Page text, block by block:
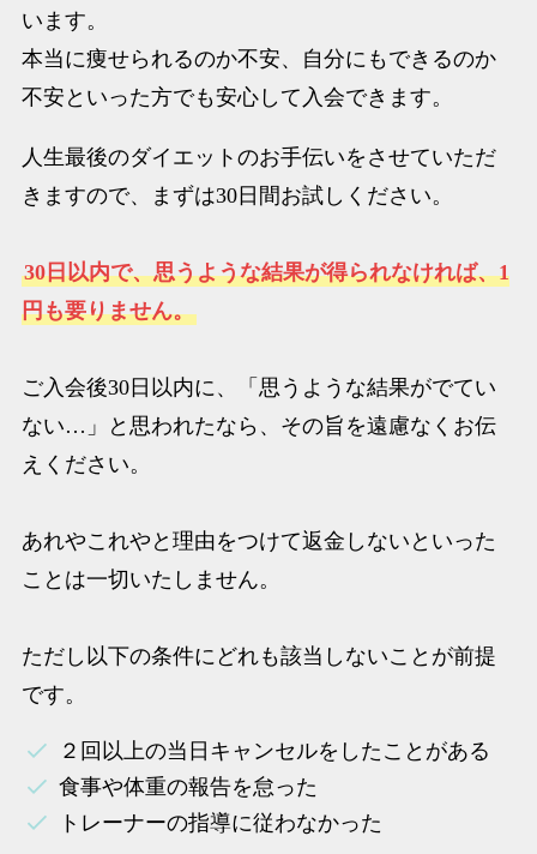
います。
本当に痩せられるのか不安、自分にもできるのか
不安といった方でも安心して入会できます。
人生最後のダイエットのお手伝いをさせていただ
きますので、まずは30日間お試しください。
30日以内で、思うような結果が得られなければ、1
円も要りません。
ご入会後30日以内に、「思うような結果がでてい
ない…」と思われたなら、その旨を遠慮なくお伝
えください。
あれやこれやと理由をつけて返金しないといった
ことは一切いたしません。
ただし以下の条件にどれも該当しないことが前提
です。
２回以上の当日キャンセルをしたことがある
食事や体重の報告を怠った
トレーナーの指導に従わなかった